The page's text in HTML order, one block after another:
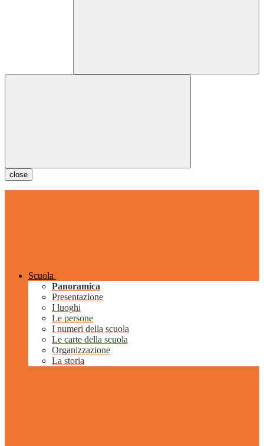
close
Scuola
Panoramica
Presentazione
I luoghi
Le persone
I numeri della scuola
Le carte della scuola
Organizzazione
La storia